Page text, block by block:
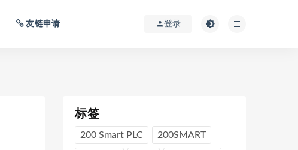
友链申请 登录
标签
200 Smart PLC 200SMART